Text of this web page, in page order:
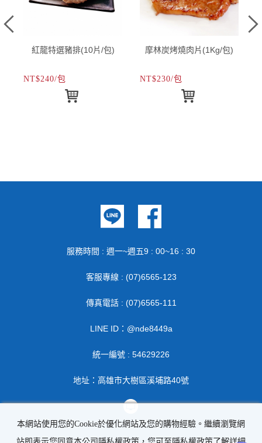
紅龍特選豬排(10片/包)
NT$240/包
摩林炭烤燒肉片(1Kg/包)
NT$230/包
服務時間 : 週一~週五9 : 00~16 : 30
客服專線 : (07)6565-123
傳真電話 : (07)6565-111
LINE ID：@nde8449a
統一編號 : 54629226
地址：高雄市大樹區溪埔路40號
本網站使用您的Cookie於優化網站及您的購物經驗。繼續瀏覽網